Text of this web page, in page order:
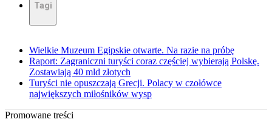
Tagi
Wielkie Muzeum Egipskie otwarte. Na razie na próbę
Raport: Zagraniczni turyści coraz częściej wybierają Polskę.
Zostawiają 40 mld złotych
Turyści nie opuszczają Grecji. Polacy w czołówce
największych miłośników wysp
Promowane treści